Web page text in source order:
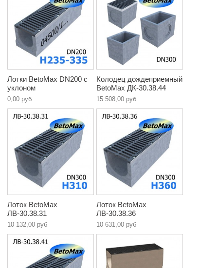
Лотки BetoMax DN200 с
уклоном
0,00 руб
Колодец дождеприемный
BetoMax ДК-30.38.44
15 508,00 руб
Лоток BetoMax
ЛВ-30.38.31
10 132,00 руб
Лоток BetoMax
ЛВ-30.38.36
10 631,00 руб